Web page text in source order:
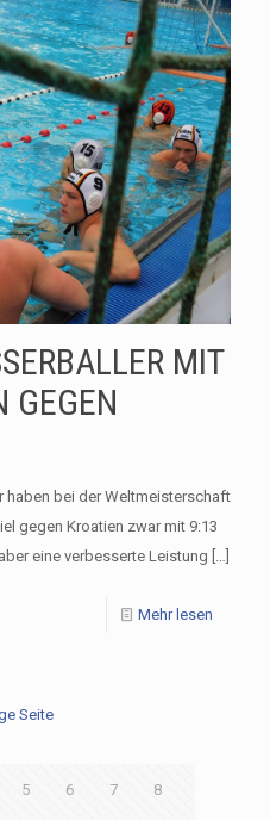
MIT
GEGEN
haben bei der Weltmeisterschaft
gegen Kroatien zwar mit 9:13
eine verbesserte Leistung
Mehr lesen
Seite
5 6 7 8